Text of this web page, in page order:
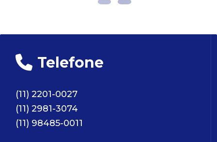
Telefone
(11) 2201-0027
(11) 2981-3074
(11) 98485-0011